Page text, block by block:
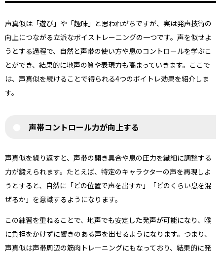
声真似は「遊び」や「趣味」と思われがちですが、実は発声技術の
向上につながる立派なボイストレーニングの一つです。声を似せよ
うとする過程で、自然と声帯の使い方や息のコントロールを学ぶこ
とができ、結果的に地声の質や表現力も高まっていきます。ここで
は、声真似を続けることで得られる4つのボイトレ効果を紹介しま
す。
声帯コントロール力が向上する
声真似を繰り返すと、声帯の開き具合や息の圧力を繊細に調整する
力が鍛えられます。たとえば、特定のキャラクターの声を再現しよ
うとすると、自然に「どの位置で声を出すか」「どのくらい息を混
ぜるか」を意識するようになります。
この練習を重ねることで、地声でも安定した発声が可能になり、喉
に負担をかけずに響きのある声を出せるようになります。つまり、
声真似は声帯周辺の筋肉トレーニングにもなっており、結果的に発